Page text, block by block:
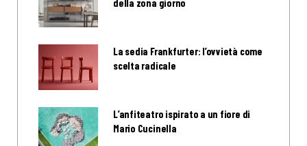
della zona giorno
La sedia Frankfurter: l’ovvietà come
scelta radicale
L’anfiteatro ispirato a un fiore di
Mario Cucinella